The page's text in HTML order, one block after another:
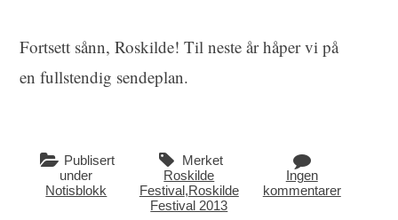
Fortsett sånn, Roskilde! Til neste år håper vi på
en fullstendig sendeplan.
Publisert
under
Notisblokk
Merket
Roskilde
Festival,Roskilde
Festival 2013
Ingen
kommentarer